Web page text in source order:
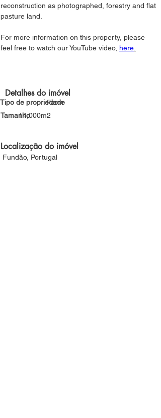
reconstruction as photographed, forestry and flat
pasture land.
For more information on this property, please
feel free to watch our YouTube video, here
Detalhes do imóvel
Tipo de propriedade
Farm
Tamanho14,000m2
Localização do imóvel
Fundão, Portugal